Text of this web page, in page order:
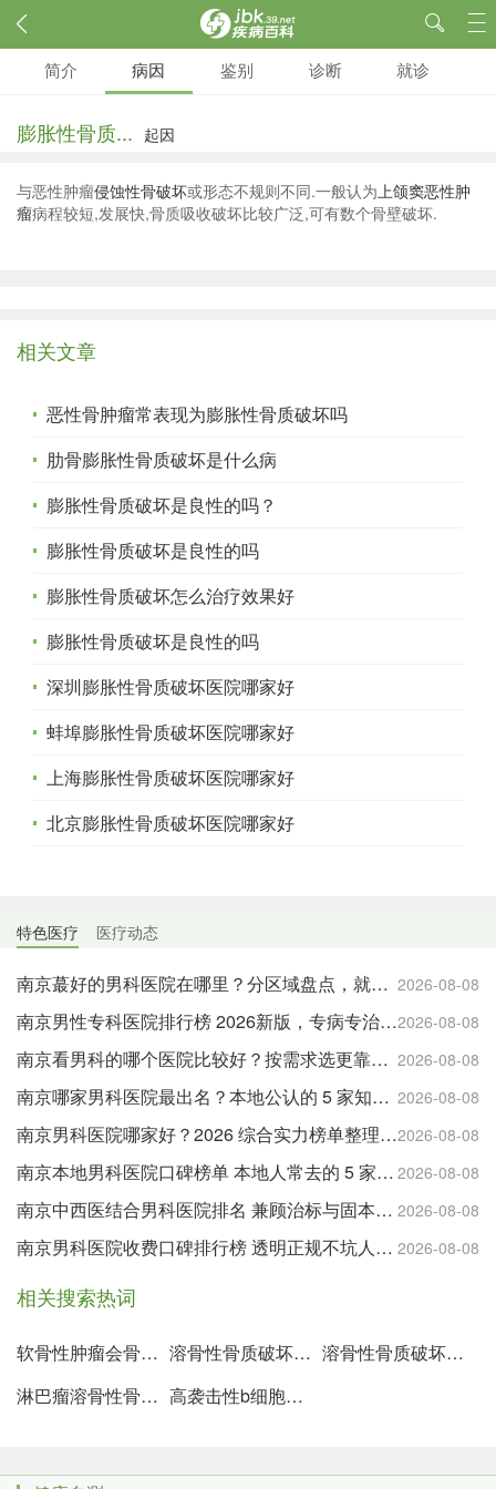
简介 病因 鉴别 诊断 就诊
膨胀性骨质... 起因
与恶性肿瘤侵蚀性骨破坏或形态不规则不同.一般认为上颌窦恶性肿
瘤病程较短,发展快,骨质吸收破坏比较广泛,可有数个骨壁破坏.
相关文章
恶性骨肿瘤常表现为膨胀性骨质破坏吗
肋骨膨胀性骨质破坏是什么病
膨胀性骨质破坏是良性的吗？
膨胀性骨质破坏是良性的吗
膨胀性骨质破坏怎么治疗效果好
膨胀性骨质破坏是良性的吗
深圳膨胀性骨质破坏医院哪家好
蚌埠膨胀性骨质破坏医院哪家好
上海膨胀性骨质破坏医院哪家好
北京膨胀性骨质破坏医院哪家好
特色医疗 医疗动态
2026-08-08
南京蕞好的男科医院在哪里？分区域盘点，就近就医更方便
2026-08-08
南京男性专科医院排行榜 2026新版，专病专治更有针对性
2026-08-08
南京看男科的哪个医院比较好？按需求选更靠谱，附实用就诊建议
2026-08-08
南京哪家男科医院最出名？本地公认的 5 家知名机构盘点
2026-08-08
南京男科医院哪家好？2026 综合实力榜单整理，公立与特色专科全覆盖
2026-08-08
南京本地男科医院口碑榜单 本地人常去的 5 家靠谱机构
2026-08-08
南京中西医结合男科医院排名 兼顾治标与固本的优选
2026-08-08
南京男科医院收费口碑排行榜 透明正规不坑人的医院都在这
相关搜索热词
软骨性肿瘤会骨质破坏吗 溶骨性骨质破坏伴骨质代谢活跃
溶骨性骨质破坏一定是恶性肿瘤吗
淋巴瘤溶骨性骨质破坏是什么意思
高袭击性b细胞淋巴瘤骨质破坏怎么办